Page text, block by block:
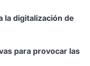
la digitalización de
para provocar las